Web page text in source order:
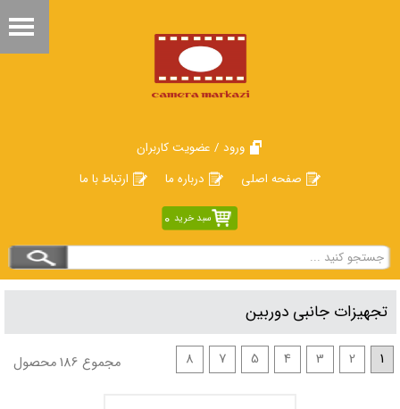
ورود / عضویت کاربران
صفحه اصلی
درباره ما ارتباط با ما
سبد خرید 0
تجهیزات جانبی دوربین
1
2
3
4
5
7
8 مجموع 186 محصول